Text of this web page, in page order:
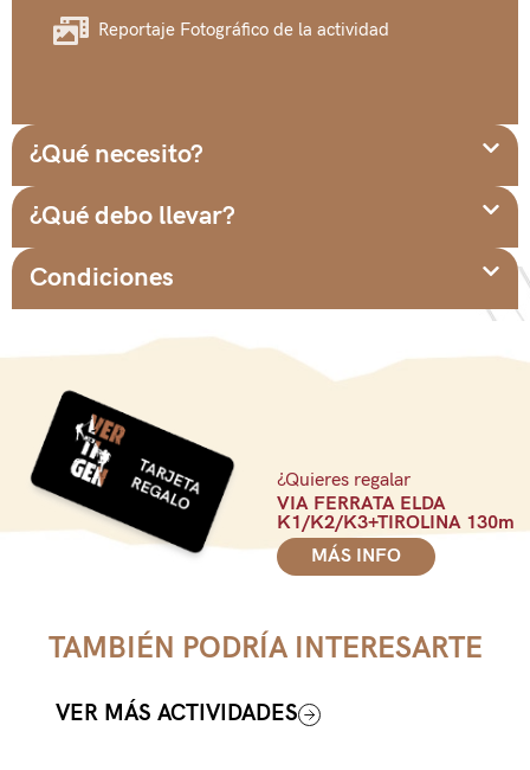
Reportaje Fotográfico de la actividad
¿Qué necesito?
¿Qué debo llevar?
Condiciones
¿Quieres regalar
VIA FERRATA ELDA
K1/K2/K3+TIROLINA 130m
MÁS INFO
TAMBIÉN PODRÍA INTERESARTE
VER MÁS ACTIVIDADES